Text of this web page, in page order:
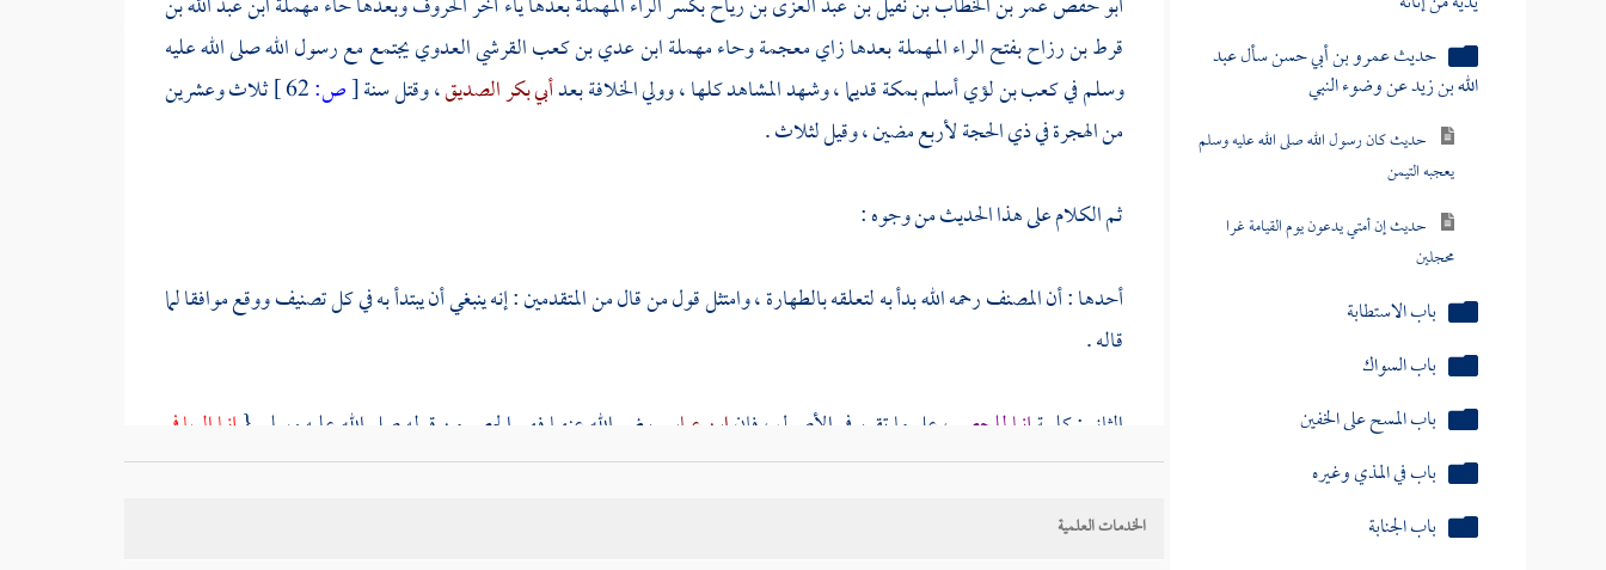
حديث عمرو بن أبي حسن سأل عبد
الله بن زيد عن وضوء النبي
حديث كان رسول الله صلى الله عليه وسلم
يعجبه التيمن
حديث إن أمتي يدعون يوم القيامة غرا
محجلين
باب الاستطابة
باب السواك
باب المسح على الخفين
باب في المذي وغيره
باب الجنابة
قرط بن رزاح بفتح الراء المهملة بعدها زاي معجمة وحاء مهملة ابن عدي بن كعب القرشي العدوييجتمع مع رسول الله صلى الله عليه
وسلم فيكعب بن لؤيأسلمبمكةقديما ، وشهد المشاهد كلها ، وولي الخلافة بعدأبي بكر الصديق، وقتل سنة[ص:
ثلاث وعشرين
من الهجرة في ذي الحجة لأربع مضين ، وقيل لثلاث .
ثم الكلام على هذا الحديث من وجوه :
أحدها : أنالمصنفرحمه الله بدأ به لتعلقه بالطهارة ، وامتثل قول من قال من المتقدمين : إنه ينبغي أن يبتدأ به في كل تصنيف ووقع موافقا لما
قاله .
الثاني : كلمةإنما للحصر ، على ما تقرر في الأصول ، فإنابن عباس رضي الله عنهما فهم الحصر من قوله صلى الله عليه وسلم {إنما الربا في
النسيئة} وعورض بدليل آخر يقتضي تحريم ربا الفضل ، ولم يعارض في فهمه للحصر وفي ذلك اتفاق على أنها للحصر .
الخدمات العلمية